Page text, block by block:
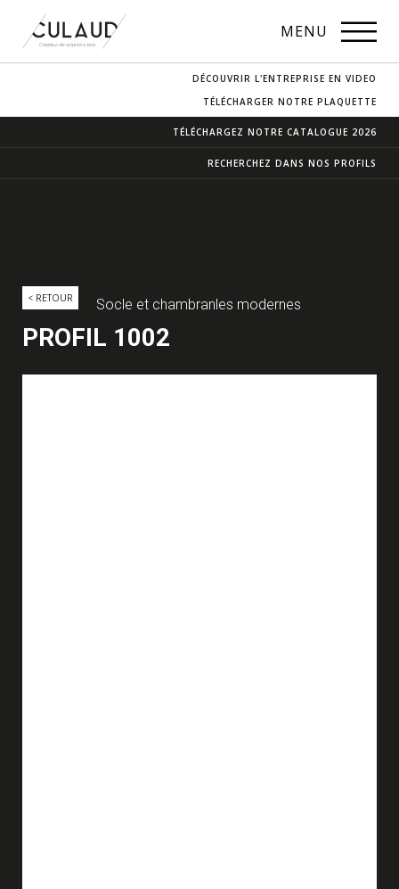
MENU
CONTACT & ACCÈS
DÉCOUVRIR L'ENTREPRISE EN VIDEO
TÉLÉCHARGER NOTRE PLAQUETTE
TÉLÉCHARGEZ NOTRE CATALOGUE 2026
RECHERCHEZ DANS NOS PROFILS
< RETOUR Socle et chambranles modernes
PROFIL 1002